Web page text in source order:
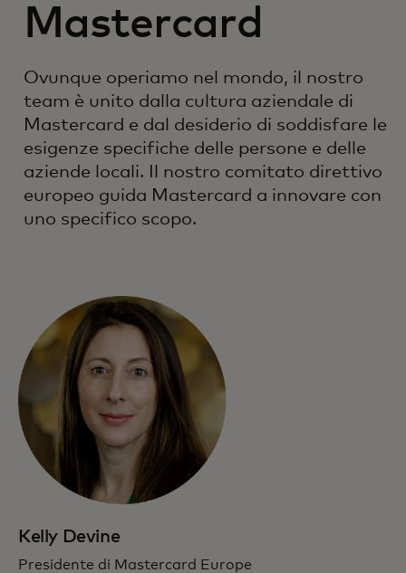
Mastercard
Ovunque operiamo nel mondo, il nostro
team è unito dalla cultura aziendale di
Mastercard e dal desiderio di soddisfare le
esigenze specifiche delle persone e delle
aziende locali. Il nostro comitato direttivo
europeo guida Mastercard a innovare con
uno specifico scopo.
Kelly Devine
Presidente di Mastercard Europe